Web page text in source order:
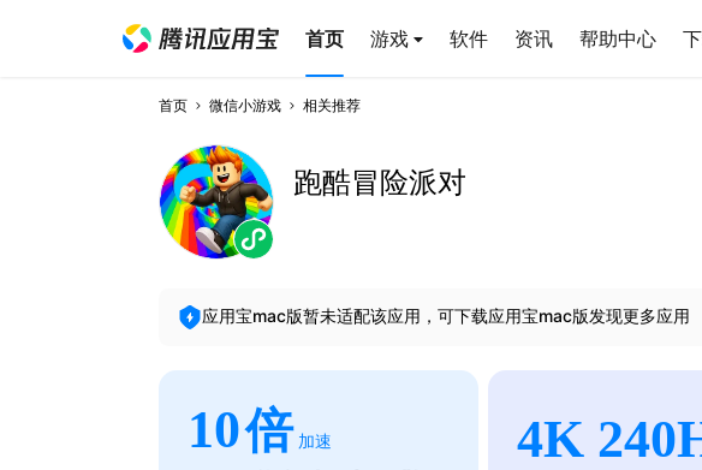
首页 游戏 软件 资讯 帮助中心
首页 微信小游戏 相关推荐
跑酷冒险派对
应用宝mac版暂未适配该应用，可下载应用宝mac版发现更多应用
10倍 加速 4K